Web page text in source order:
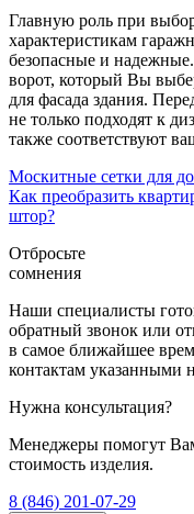
Главную роль при
характеристикам
безопасные и
ворот, который Вы
для фасада здания.
не только подходят к
также соответствуют
Москитные сетки для
Как преобразить
штор?
Отбросьте
сомнения
Наши специалисты
обратный звонок или
в самое ближайшее
контактам указанными
Нужна консультация?
Менеджеры помогут
стоимость изделия.
8 (846) 201-07-29